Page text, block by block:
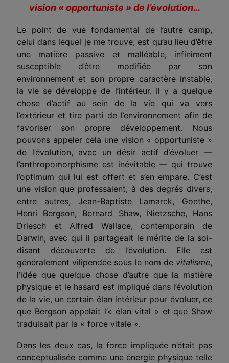
vision « opportuniste » de l’évolution…
Le point de vue fondamental de l’autre camp,
celui dans lequel je me trouve, est qu’au lieu d’être
une matière passive et malléable, infiniment
susceptible d’être modifiée par son
environnement et son propre caractère instable,
la vie se développe de l’intérieur. Il y a quelque
chose d’actif au sein de la vie qui va vers
l’extérieur et tire parti de l’environnement afin de
favoriser son propre développement. Nous
pouvons appeler cela une vision « opportuniste »
de l’évolution, avec un désir actif d’évoluer —
l’anthropomorphisme est inévitable — qui trouve
l’optimum qui lui est offert et s’en empare. C’est
une vision que professaient, à des degrés divers,
entre autres, Jean-Baptiste Lamarck, Goethe,
Henri Bergson, Bernard Shaw, Nietzsche, Hans
Driesch et Alfred Wallace, contemporain de
Darwin, avec qui il partageait le mérite de la soi-
disant découverte de l’évolution. Elle est
généralement vilipendée sous le nom de vitalisme,
l’idée que quelque chose d’autre que la matière
physique et le hasard est impliqué dans l’évolution
de la vie, un certain élan intérieur pour évoluer, ce
que Bergson appelait l’« élan vital » et que Shaw
traduisait par la « force vitale ».
Dans les deux cas, la force impliquée n’était pas
conceptualisée comme une énergie physique telle